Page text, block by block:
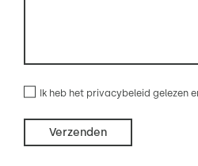
Ik heb het privacybeleid gelezen
Verzenden